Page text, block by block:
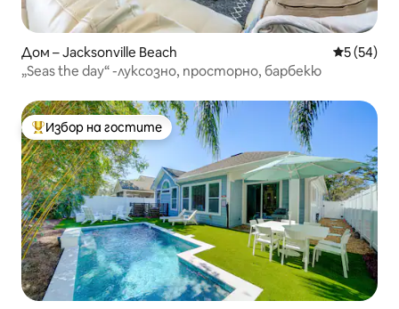
Дом – Jacksonville Beach Средна
5 (54)
„Seas the day“ -луксозно, просторно, барбекю
Най-популярен избор на гостите
Избор на гостите